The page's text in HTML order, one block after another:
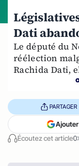
Dati
Le député du
réélection
Rachida Dati,
Écoutez cet article
PARTAGER